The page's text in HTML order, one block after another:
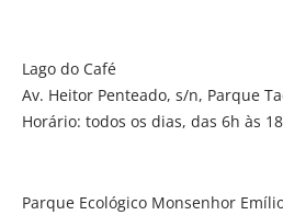
Lago do Café
Av. Heitor Penteado, s/n, Parque
Horário: todos os dias, das 6h às
Parque Ecológico Monsenhor